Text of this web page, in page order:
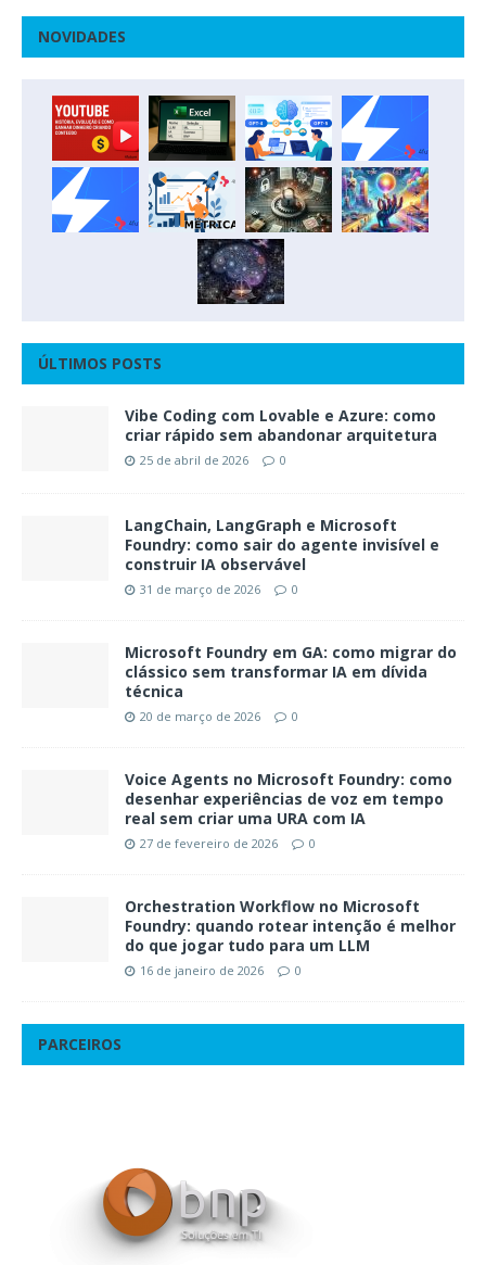
NOVIDADES
ÚLTIMOS POSTS
Vibe Coding com Lovable e Azure: como
criar rápido sem abandonar arquitetura
25 de abril de 2026 0
LangChain, LangGraph e Microsoft
Foundry: como sair do agente invisível e
construir IA observável
31 de março de 2026 0
Microsoft Foundry em GA: como migrar do
clássico sem transformar IA em dívida
técnica
20 de março de 2026 0
Voice Agents no Microsoft Foundry: como
desenhar experiências de voz em tempo
real sem criar uma URA com IA
27 de fevereiro de 2026 0
Orchestration Workflow no Microsoft
Foundry: quando rotear intenção é melhor
do que jogar tudo para um LLM
16 de janeiro de 2026 0
PARCEIROS